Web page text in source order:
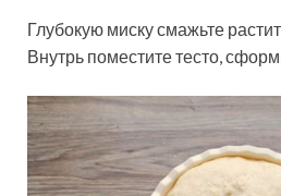
Глубокую миску смажьте
Внутрь поместите тесто,